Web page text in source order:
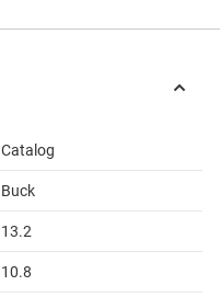
Catalog
Buck
13.2
10.8